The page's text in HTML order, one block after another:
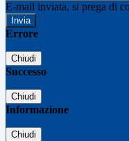
E-mail inviata, si prega di
Errore
Chiudi
Successo
Chiudi
Informazione
Chiudi